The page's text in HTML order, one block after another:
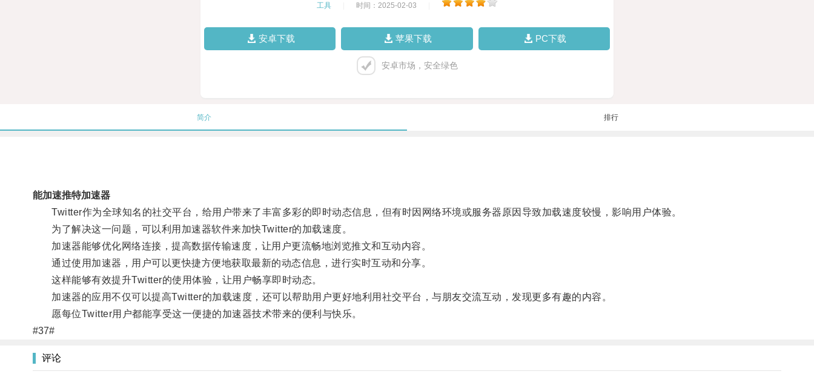
工具 时间：2025-02-03
安卓下载 苹果下载 PC下载
安卓市场，安全绿色
简介 排行
能加速推特加速器
Twitter作为全球知名的社交平台，给用户带来了丰富多彩的即时动态信息，但有时因网络环境或服务器原因导致加载速度较慢，影响用户体验。
为了解决这一问题，可以利用加速器软件来加快Twitter的加载速度。
加速器能够优化网络连接，提高数据传输速度，让用户更流畅地浏览推文和互动内容。
通过使用加速器，用户可以更快捷方便地获取最新的动态信息，进行实时互动和分享。
这样能够有效提升Twitter的使用体验，让用户畅享即时动态。
加速器的应用不仅可以提高Twitter的加载速度，还可以帮助用户更好地利用社交平台，与朋友交流互动，发现更多有趣的内容。
愿每位Twitter用户都能享受这一便捷的加速器技术带来的便利与快乐。
#37#
评论